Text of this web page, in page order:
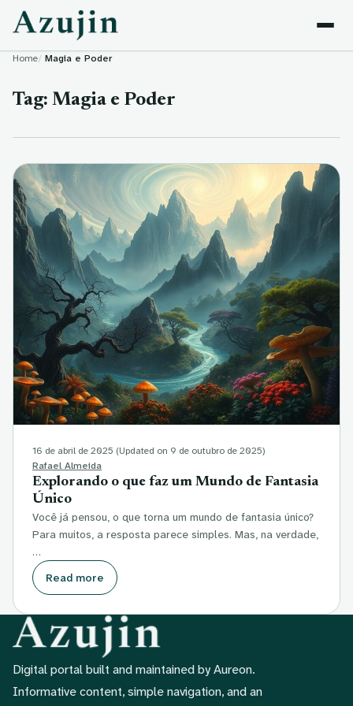
Skip to content
Home Magia e Poder
Tag: Magia e Poder
16 de abril de 2025 (Updated on 9 de outubro de 2025)
Rafael Almeida
Explorando o que faz um Mundo de Fantasia
Único
Você já pensou, o que torna um mundo de fantasia único?
Para muitos, a resposta parece simples. Mas, na verdade,
…
Read more
Digital portal built and maintained by Aureon.
Informative content, simple navigation, and an